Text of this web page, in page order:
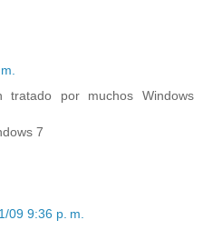
por muchos Windows
7
09 9:36 p. m.